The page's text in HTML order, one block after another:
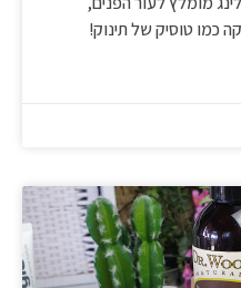
כמו טוסיק של תינוק!